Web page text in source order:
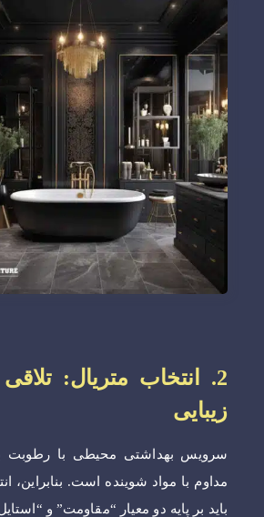
2. انتخاب متریال:
زیبایی
سرویس بهداشتی محیطی با رطوبت
مداوم با مواد شوینده است. بنابراین،
باید بر پایه دو معیار “مقاومت” و